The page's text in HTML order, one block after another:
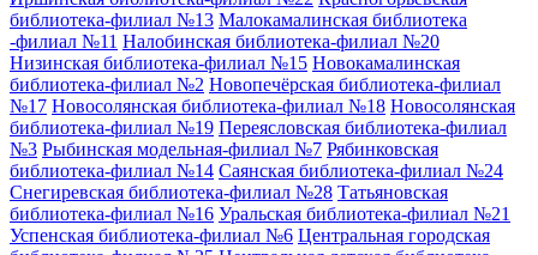
библиотека-филиал №13 Малокамалинская библиотека
-филиал №11 Налобинская библиотека-филиал №20
Низинская библиотека-филиал №15 Новокамалинская
библиотека-филиал №2 Новопечёрская библиотека-филиал
№17 Новосолянская библиотека-филиал №18 Новосолянская
библиотека-филиал №19 Переясловская библиотека-филиал
№3 Рыбинская модельная-филиал №7 Рябинковская
библиотека-филиал №14 Саянская библиотека-филиал №24
Снегиревская библиотека-филиал №28 Татьяновская
библиотека-филиал №16 Уральская библиотека-филиал №21
Успенская библиотека-филиал №6 Центральная городская